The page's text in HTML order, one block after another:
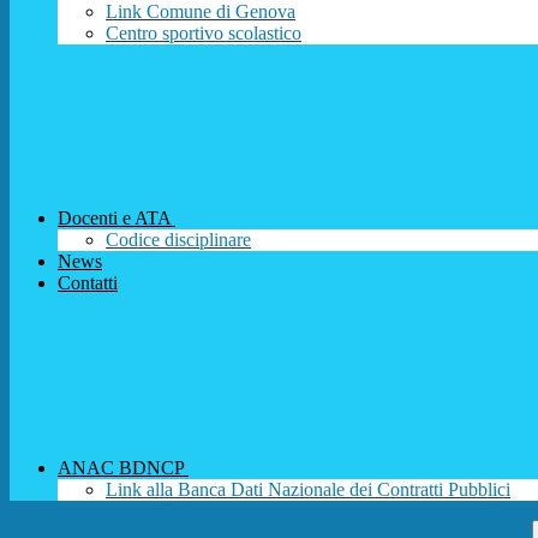
Link Comune di Genova
Centro sportivo scolastico
Docenti e ATA
Codice disciplinare
News
Contatti
ANAC BDNCP
Link alla Banca Dati Nazionale dei Contratti Pubblici